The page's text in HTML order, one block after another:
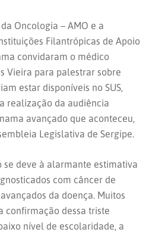
Oncologia – AMO e a
Filantrópicas de Apoio
convidaram o médico
Vieira para palestrar sobre
estar disponíveis no SUS,
realização da audiência
avançado que aconteceu,
Legislativa de Sergipe.
se deve à alarmante estimativa
com câncer de
da doença. Muitos
confirmação dessa triste
nível de escolaridade, a